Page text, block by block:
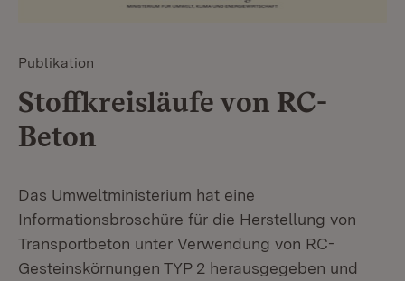
Publikation
Stoffkreisläufe von RC-
Beton
Das Umweltministerium hat eine
Informationsbroschüre für die Herstellung von
Transportbeton unter Verwendung von RC-
Gesteinskörnungen TYP 2 herausgegeben und